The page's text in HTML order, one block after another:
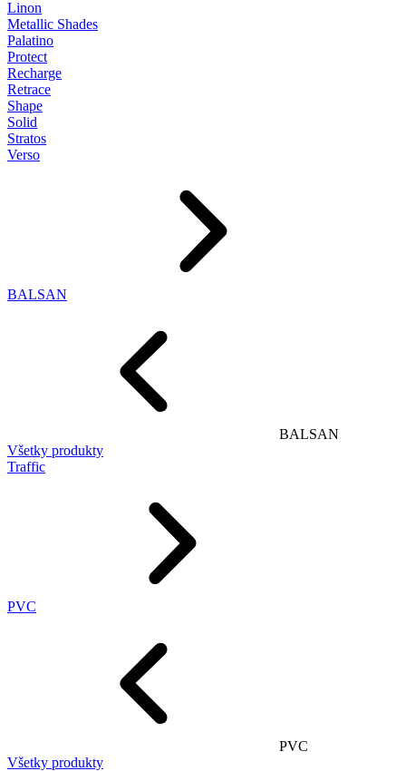
Linon
Metallic Shades
Palatino
Protect
Recharge
Retrace
Shape
Solid
Stratos
Verso
BALSAN
BALSAN
Všetky produkty
Traffic
PVC
PVC
Všetky produkty